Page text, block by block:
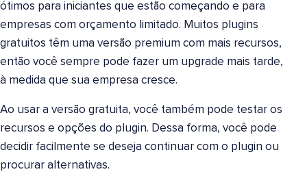
ótimos para iniciantes que estão começando e para
empresas com orçamento limitado. Muitos plugins
gratuitos têm uma versão premium com mais recursos,
então você sempre pode fazer um upgrade mais tarde,
à medida que sua empresa cresce.
Ao usar a versão gratuita, você também pode testar os
recursos e opções do plugin. Dessa forma, você pode
decidir facilmente se deseja continuar com o plugin ou
procurar alternativas.